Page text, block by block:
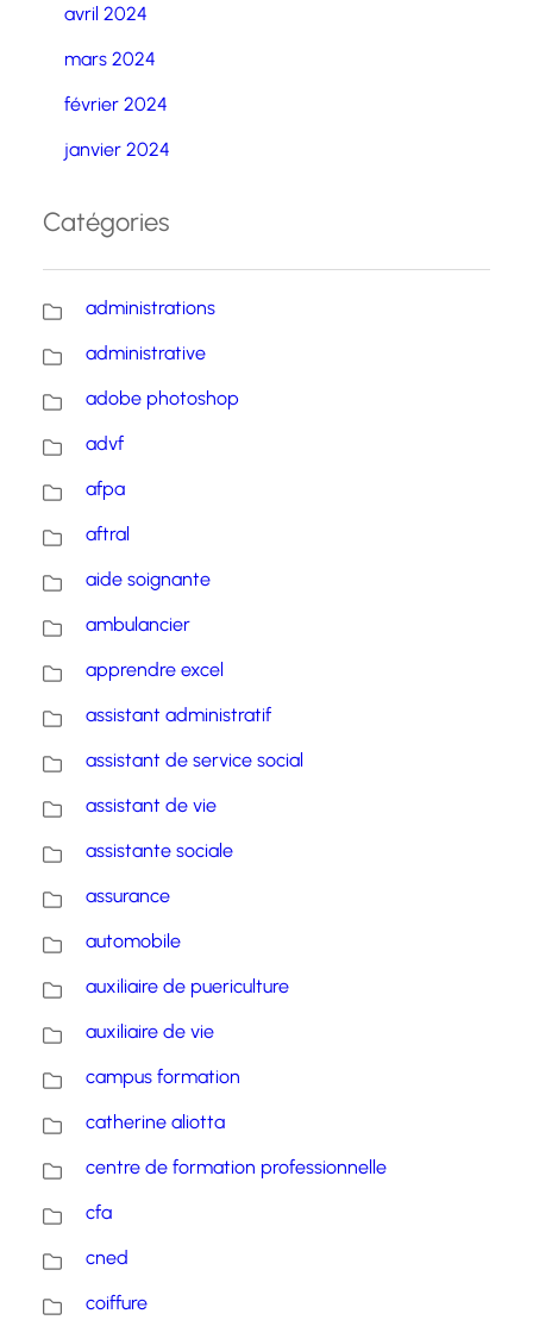
avril 2024
mars 2024
février 2024
janvier 2024
Catégories
administrations
administrative
adobe photoshop
advf
afpa
aftral
aide soignante
ambulancier
apprendre excel
assistant administratif
assistant de service social
assistant de vie
assistante sociale
assurance
automobile
auxiliaire de puericulture
auxiliaire de vie
campus formation
catherine aliotta
centre de formation professionnelle
cfa
cned
coiffure